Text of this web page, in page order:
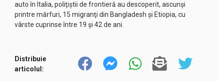
auto în Italia, poliţiştii de frontieră au descoperit, ascunşi
printre mărfuri, 15 migranţi din Bangladesh şi Etiopia, cu
vârste cuprinse între 19 şi 42 de ani.
Distribuie
articolul: